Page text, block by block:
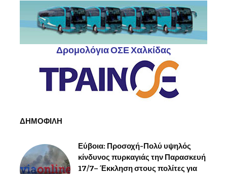
Δρομολόγια ΟΣΕ Χαλκίδας
ΔΗΜΟΦΙΛΗ
Εύβοια: Προσοχή-Πολύ υψηλός
κίνδυνος πυρκαγιάς την Παρασκευή
17/7– Έκκληση στους πολίτες για